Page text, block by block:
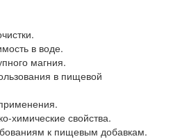
в воде.
магния.
в пищевой
химические свойства.
к пищевым добавкам.